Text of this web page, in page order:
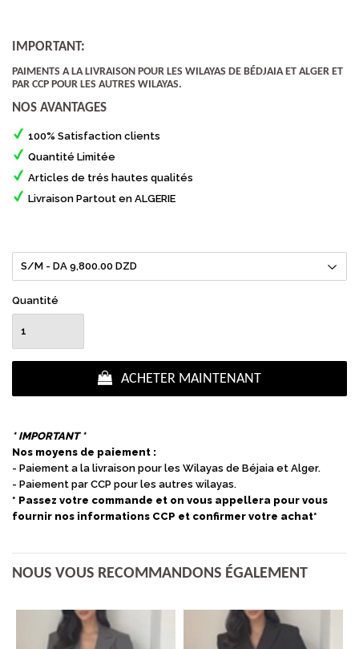
IMPORTANT:
PAIMENTS A LA LIVRAISON POUR LES WILAYAS DE BÉDJAIA ET ALGER ET
PAR CCP POUR LES AUTRES WILAYAS.
NOS AVANTAGES
100% Satisfaction clients
Quantité Limitée
Articles de trés hautes qualités
Livraison Partout en ALGERIE
Quantité
ACHETER MAINTENANT
* IMPORTANT *
Nos moyens de paiement :
- Paiement a la livraison pour les Wilayas de Béjaia et Alger.
- Paiement par CCP pour les autres wilayas.
* Passez votre commande et on vous appellera pour vous
fournir nos informations CCP et confirmer votre achat*
NOUS VOUS RECOMMANDONS ÉGALEMENT